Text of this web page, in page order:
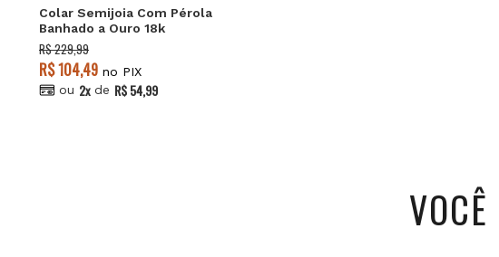
Colar Semijoia Com Pérola
Banhado a Ouro 18k
R$ 229,99
R$ 104,49 no PIX
ou 2x de R$ 54,99